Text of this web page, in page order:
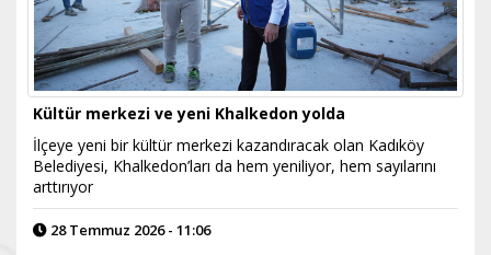
Kültür merkezi ve yeni Khalkedon yolda
İlçeye yeni bir kültür merkezi kazandıracak olan Kadıköy
Belediyesi, Khalkedon’ları da hem yeniliyor, hem sayılarını
arttırıyor
28 Temmuz 2026 - 11:06